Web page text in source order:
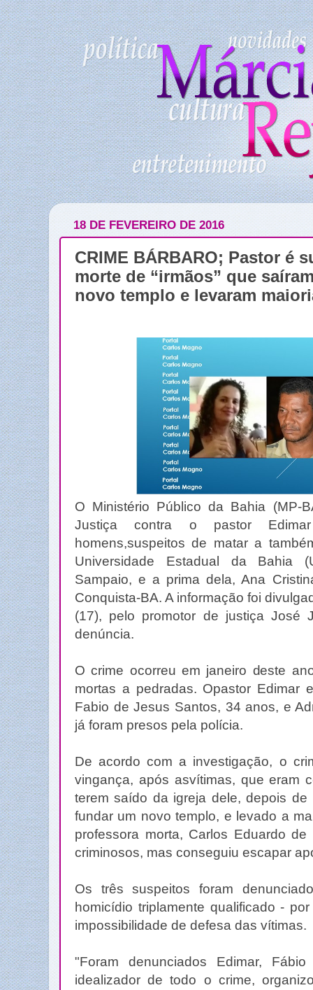
18 DE FEVEREIRO DE 2016
CRIME BÁRBARO; Pastor é
morte de “irmãos” que
novo templo e levaram
O Ministério Público da Bahia (MP-
Justiça contra o pastor
homens,suspeitos de matar a
Universidade Estadual da Bahia
Sampaio, e a prima dela, Ana
Conquista-BA. A informação foi
(17), pelo promotor de justiça José
denúncia.
O crime ocorreu em janeiro deste
mortas a pedradas. Opastor Edimar
Fabio de Jesus Santos, 34 anos, e
já foram presos pela polícia.
De acordo com a investigação, o
vingança, após asvítimas, que eram
terem saído da igreja dele, depois de
fundar um novo templo, e levado a
professora morta, Carlos Eduardo
criminosos, mas conseguiu escapar
Os três suspeitos foram
homicídio triplamente qualificado -
impossibilidade de defesa das vítimas.
"Foram denunciados Edimar,
idealizador de todo o crime,